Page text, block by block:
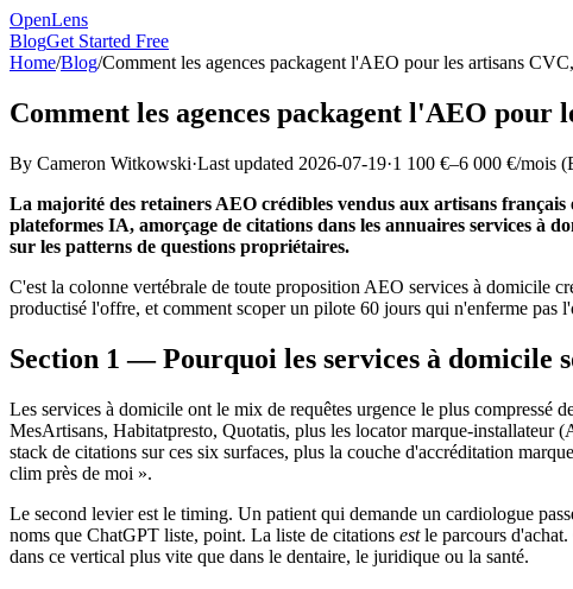
OpenLens
BlogGet Started Free
Home/Blog/Comment les agences packagent l'AEO pour les artisans
Comment les agences packagent l'AEO pour
By Cameron Witkowski·Last updated 2026-07-19·1 100 €–6 000 €/mois (
La majorité des retainers AEO crédibles vendus aux artisans
plateformes IA, amorçage de citations dans les annuaires services à
sur les patterns de questions propriétaires.
C'est la colonne vertébrale de toute proposition AEO services à domicile
productisé l'offre, et comment scoper un pilote 60 jours qui n'enferme pas
Section 1 — Pourquoi les services à domicile
Les services à domicile ont le mix de requêtes urgence le plus
MesArtisans, Habitatpresto, Quotatis, plus les locator marque-
stack de citations sur ces six surfaces, plus la couche d'accréditation
clim près de moi ».
Le second levier est le timing. Un patient qui demande un cardiologue
noms que ChatGPT liste, point. La liste de citations estle parcours
dans ce vertical plus vite que dans le dentaire, le juridique ou la santé.